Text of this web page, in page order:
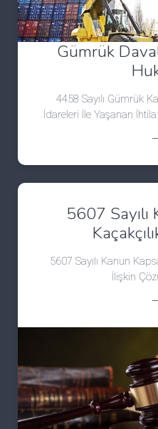
Gümrük
4458 Sayılı Gümrük
İdareleri İle Yaşanan
5607
5607 Sayılı Kanun
İlişkin